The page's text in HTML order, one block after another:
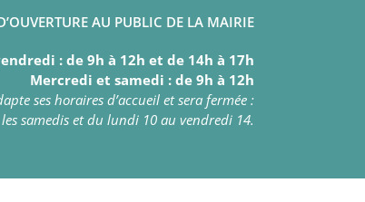
AU PUBLIC DE LA MAIRIE
: de 9h à 12h et de 14h à 17h
Mercredi et samedi : de 9h à 12h
ses horaires d’accueil et sera fermée :
les samedis et du lundi 10 au vendredi 14.